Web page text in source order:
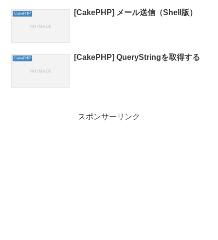
CakePHP [CakePHP] メール送信（Shell版）
CakePHP [CakePHP] QueryStringを取得する
スポンサーリンク